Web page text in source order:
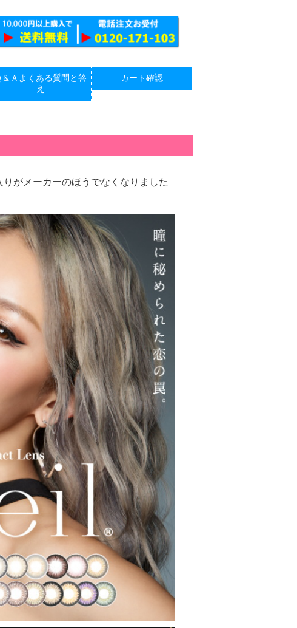
＆Ａよくある質問と答
え
カート確認
がメーカーのほうでなくなりました